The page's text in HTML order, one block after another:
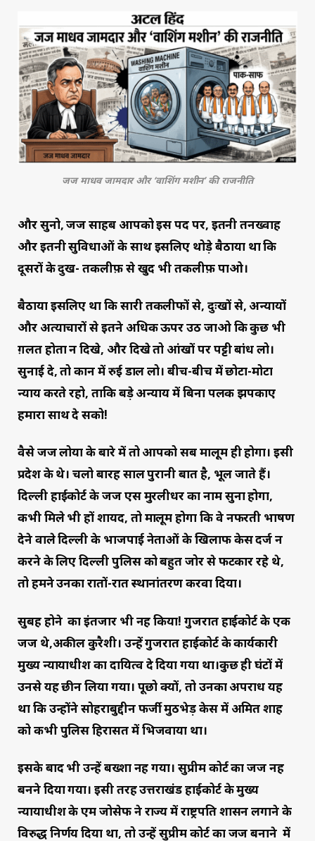
जज माधव जामदार और ‘वाशिंग मशीन’ की राजनीति
और सुनो, जज साहब आपको इस पद पर, इतनी तनख्वाह
और इतनी सुविधाओं के साथ इसलिए थोड़े बैठाया था कि
दूसरों के दुख- तकलीफ़ से खुद भी तकलीफ़ पाओ।
बैठाया इसलिए था कि सारी तकलीफों से, दुःखों से, अन्यायों
और अत्याचारों से इतने अधिक ऊपर उठ जाओ कि कुछ भी
ग़लत होता न दिखे, और दिखे तो आंखों पर पट्टी बांध लो।
सुनाई दे, तो कान में रुई डाल लो। बीच-बीच में छोटा-मोटा
न्याय करते रहो, ताकि बड़े अन्याय में बिना पलक झपकाए
हमारा साथ दे सको!
वैसे जज लोया के बारे में तो आपको सब मालूम ही होगा। इसी
प्रदेश के थे। चलो बारह साल पुरानी बात है, भूल जाते हैं।
दिल्ली हाईकोर्ट के जज एस मुरलीधर का नाम सुना होगा,
कभी मिले भी हों शायद, तो मालूम होगा कि वे नफरती भाषण
देने वाले दिल्ली के भाजपाई नेताओं के खिलाफ केस दर्ज न
करने के लिए दिल्ली पुलिस को बहुत जोर से फटकार रहे थे,
तो हमने उनका रातों-रात स्थानांतरण करवा दिया।
सुबह होने का इंतजार भी नहीं किया! गुजरात हाईकोर्ट के एक
जज थे,अकील कुरैशी। उन्हें गुजरात हाईकोर्ट के कार्यकारी
मुख्य न्यायाधीश का दायित्व दे दिया गया था।कुछ ही घंटों में
उनसे यह छीन लिया गया। पूछो क्यों, तो उनका अपराध यह
था कि उन्होंने सोहराबुद्दीन फर्जी मुठभेड़ केस में अमित शाह
को कभी पुलिस हिरासत में भिजवाया था।
इसके बाद भी उन्हें बख्शा नहीं गया। सुप्रीम कोर्ट का जज नहीं
बनने दिया गया। इसी तरह उत्तराखंड हाईकोर्ट के मुख्य
न्यायाधीश के एम जोसेफ ने राज्य में राष्ट्रपति शासन लगाने के
विरुद्ध निर्णय दिया था, तो उन्हें सुप्रीम कोर्ट का जज बनाने में